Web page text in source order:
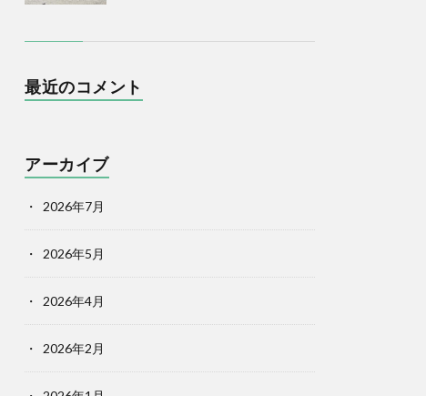
最近のコメント
アーカイブ
2026年7月
2026年5月
2026年4月
2026年2月